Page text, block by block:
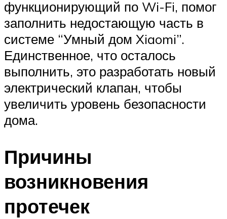
функционирующий по Wi-Fi, помог
заполнить недостающую часть в
системе “Умный дом Xiaomi”.
Единственное, что осталось
выполнить, это разработать новый
электрический клапан, чтобы
увеличить уровень безопасности
дома.
Причины
возникновения
протечек